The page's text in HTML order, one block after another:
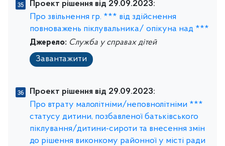
Проект рішення від 29.09.2023:
Про звільнення гр. *** від здійснення
повноважень піклувальника/ опікуна над ***
Джерело: Служба у справах дітей
Завантажити
Проект рішення від 29.09.2023:
Про втрату малолітніми/неповнолітніми ***
статусу дитини, позбавленої батьківського
піклування/дитини-сироти та внесення змін
до рішення виконкому районної у місті ради